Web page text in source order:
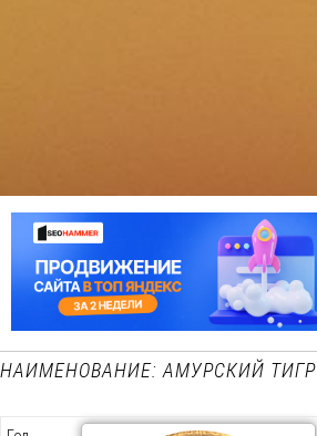
НАИМЕНОВАНИЕ: АМУРСКИЙ ТИГР